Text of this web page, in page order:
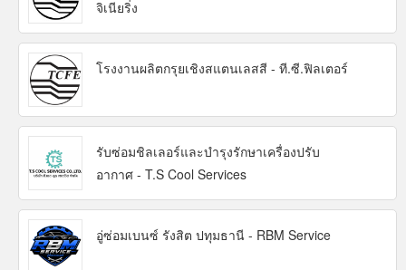
จิเนียริ่ง
โรงงานผลิตกรุยเชิงสแตนเลสสี - ที.ซี.ฟิลเตอร์
รับซ่อมชิลเลอร์และบำรุงรักษาเครื่องปรับ
อากาศ - T.S Cool Services
อู่ซ่อมเบนซ์ รังสิต ปทุมธานี - RBM Service